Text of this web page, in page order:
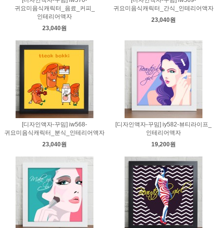
귀요미음식캐릭터_음료_커피_
인테리어액자
23,040원
귀요미음식캐릭터_간식_인테리어액자
23,040원
[디자인액자-꾸밈] iw568-
귀요미음식캐릭터_분식_인테리어액자
23,040원
[디자인액자-꾸밈] iy582-뷰티라이프_
인테리어액자
19,200원